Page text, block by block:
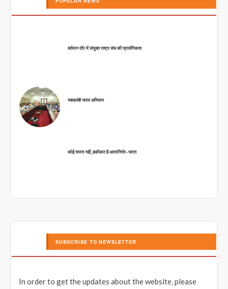
वर्तमान दौर में संयुक्त राष्ट्र संघ की प्रासंगिकता
स्वावलंबी भारत अभियान
कोई सपना नहीं, हकीकत है आत्मनिर्भर-भारत
SUBSCRIBE TO NEWSLETTER
In order to get the updates about the website, please